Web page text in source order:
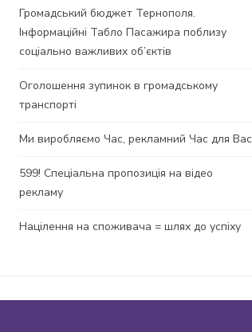
Громадський бюджет Тернополя.
Інформаційні Табло Пасажира поблизу
соціально важливих об’єктів
Оголошення зупинок в громадському
транспорті
Ми виробляємо Час, рекламний Час для Вас
599! Спеціальна пропозиція на відео
рекламу
Націлення на споживача = шлях до успіху